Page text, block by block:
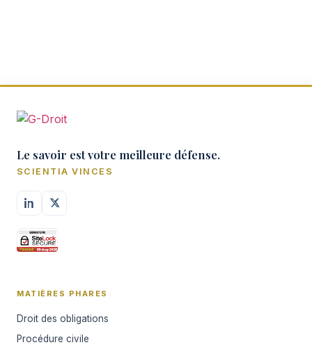
Le savoir est votre meilleure défense.
SCIENTIA VINCES
MATIÈRES PHARES
Droit des obligations
Procédure civile